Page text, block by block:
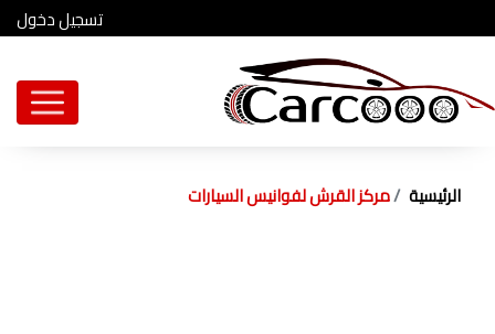
تسجيل دخول
الرئيسية مركز القرش لفوانيس السيارات